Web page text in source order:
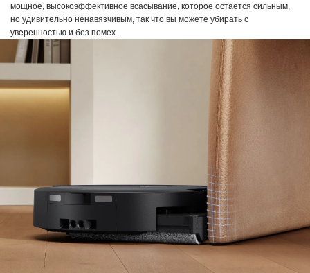
мощное, высокоэффективное всасывание, которое остается сильным,
но удивительно ненавязчивым, так что вы можете убирать с
уверенностью и без помех.